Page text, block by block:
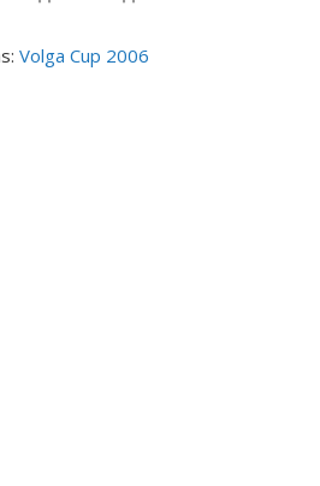
Volga Cup 2006